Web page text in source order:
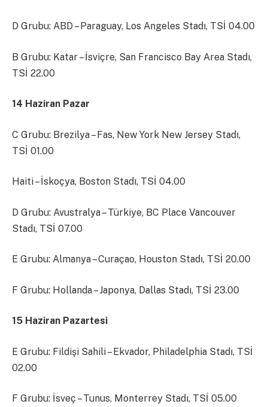
D Grubu: ABD – Paraguay, Los Angeles Stadı, TSİ 04.00
B Grubu: Katar – İsviçre, San Francisco Bay Area Stadı,
TSİ 22.00
14 Haziran Pazar
C Grubu: Brezilya – Fas, New York New Jersey Stadı,
TSİ 01.00
Haiti – İskoçya, Boston Stadı, TSİ 04.00
D Grubu: Avustralya – Türkiye, BC Place Vancouver
Stadı, TSİ 07.00
E Grubu: Almanya – Curaçao, Houston Stadı, TSİ 20.00
F Grubu: Hollanda – Japonya, Dallas Stadı, TSİ 23.00
15 Haziran Pazartesi
E Grubu: Fildişi Sahili – Ekvador, Philadelphia Stadı, TSİ
02.00
F Grubu: İsveç – Tunus, Monterrey Stadı, TSİ 05.00